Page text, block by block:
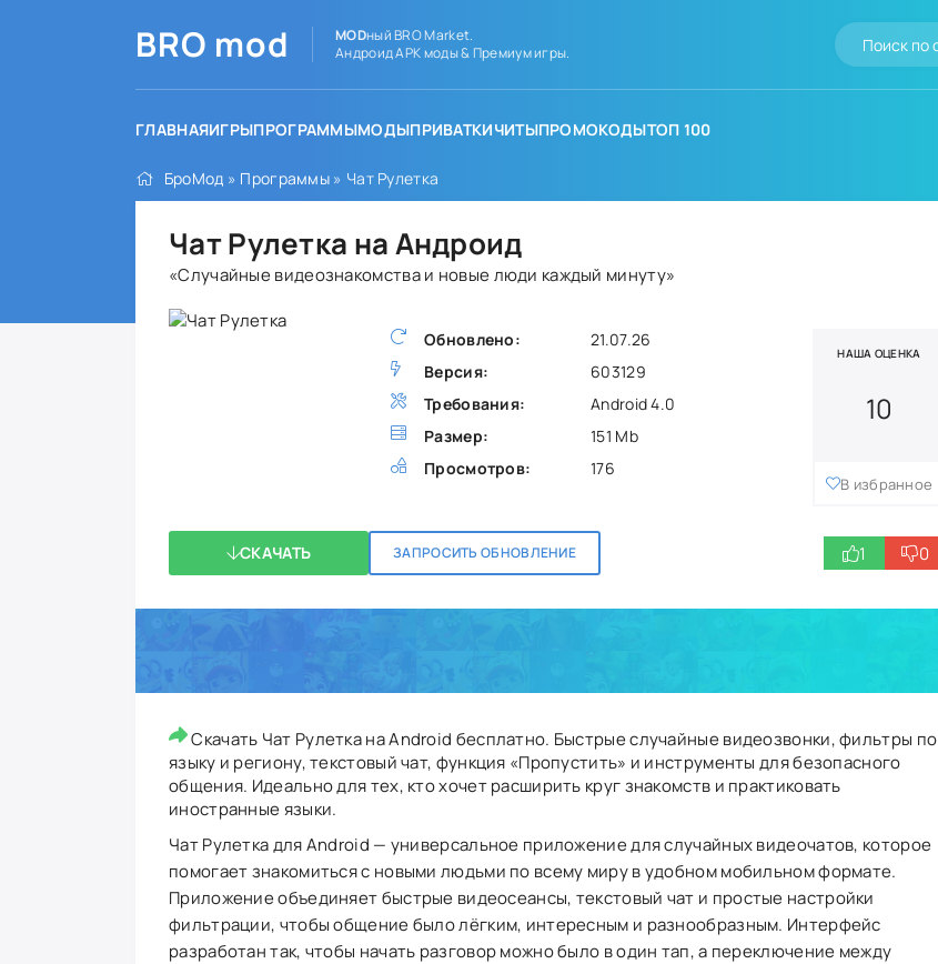
BRO mod MODный BRO Market.
Андроид APK моды & Премиум игры.
ГЛАВНАЯИГРЫПРОГРАММЫМОДЫПРИВАТКИЧИТЫПРОМОКОДЫТОП 100
БроМод » Программы » Чат Рулетка
Чат Рулетка на Андроид
«Случайные видеознакомства и новые люди каждый минуту»
Обновлено:
21.07.26
Версия:
603129
Требования:
Android 4.0
Размер:
151 Mb
Просмотров:
176
НАША ОЦЕНКА
10
В избранное
СКАЧАТЬ ЗАПРОСИТЬ ОБНОВЛЕНИЕ 1 0
Скачать Чат Рулетка на Android бесплатно. Быстрые случайные видеозвонки, фильтры по
языку и региону, текстовый чат, функция «Пропустить» и инструменты для безопасного
общения. Идеально для тех, кто хочет расширить круг знакомств и практиковать
иностранные языки.
Чат Рулетка для Android — универсальное приложение для случайных видеочатов, которое
помогает знакомиться с новыми людьми по всему миру в удобном мобильном формате.
Приложение объединяет быстрые видеосеансы, текстовый чат и простые настройки
фильтрации, чтобы общение было лёгким, интересным и разнообразным. Интерфейс
разработан так, чтобы начать разговор можно было в один тап, а переключение между